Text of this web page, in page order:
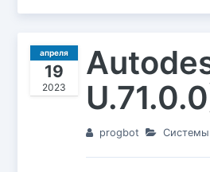
апреля
19
2023
progbot Системы